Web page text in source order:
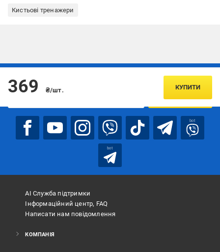
Кистьові тренажери
369 ₴/шт. КУПИТИ
Підписуйтесь, щоб дізнаватись першим про акції та пропозиції
ПІДПИСАТИСЯ
bot
bot
АІ Служба підтримки
Інформаційний центр, FAQ
Написати нам повідомлення
КОМПАНІЯ